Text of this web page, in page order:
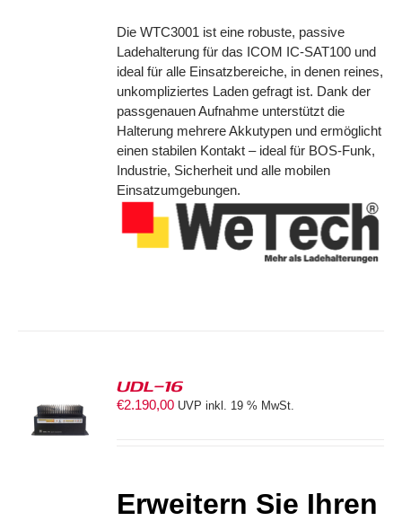
Die WTC3001 ist eine robuste, passive
Ladehalterung für das ICOM IC-SAT100 und
ideal für alle Einsatzbereiche, in denen reines,
unkompliziertes Laden gefragt ist. Dank der
passgenauen Aufnahme unterstützt die
Halterung mehrere Akkutypen und ermöglicht
einen stabilen Kontakt – ideal für BOS-Funk,
Industrie, Sicherheit und alle mobilen
Einsatzumgebungen.
UDL-16
€2.190,00 UVP inkl. 19 % MwSt.
Erweitern Sie Ihren